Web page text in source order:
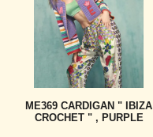
ME369 CARDIGAN " IBIZA
CROCHET " , PURPLE